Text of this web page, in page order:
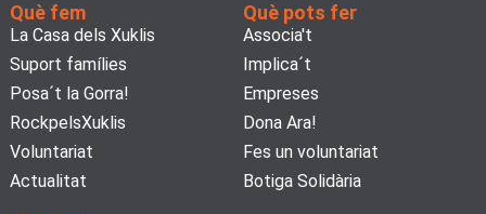
Què fem
La Casa dels Xuklis
Suport famílies
Posa´t la Gorra!
RockpelsXuklis
Voluntariat
Actualitat
Què pots fer
Associa't
Implica´t
Empreses
Dona Ara!
Fes un voluntariat
Botiga Solidària